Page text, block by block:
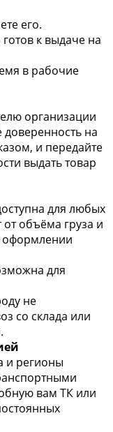
его.
к выдаче на
в рабочие
организации
на
и передайте
выдать товар
для любых
от объёма груза и
оформлении
для
не
со склада или
и регионы
вам ТК или